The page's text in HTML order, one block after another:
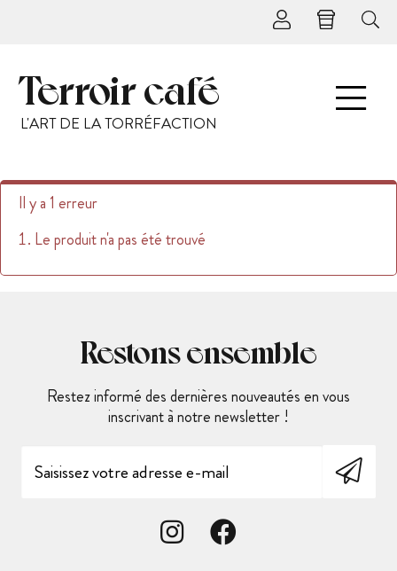
Terroir café
L'ART DE LA TORRÉFACTION
Il y a 1 erreur
Le produit n'a pas été trouvé
Restons ensemble
Restez informé des dernières nouveautés en vous
inscrivant à notre newsletter !